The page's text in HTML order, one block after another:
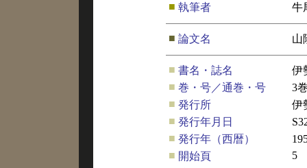
■ 執筆者 牛
■ 論文名 山
■ 書名・誌名
伊
■ 巻・号／通巻・号
3
■ 発行所
伊
■ 発行年月日
■ 発行年（西暦）
■ 開始頁
5